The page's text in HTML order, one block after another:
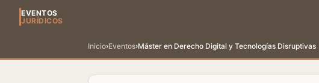
EVENTOS
JURÍDICOS
Inicio›Eventos›Máster en Derecho Digital y Tecnologías Disruptivas